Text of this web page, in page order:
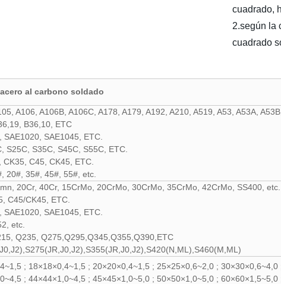
cuadrado,
2.según la
cuadrado
al carbono soldado
A106, A106B, A106C, A178, A179, A192, A210, A519, A53, A53A,
B36,10, ETC
SAE1020, SAE1045, ETC.
S25C, S35C, S45C, S55C, ETC.
CK35, C45, CK45, ETC.
20#, 35#, 45#, 55#, etc.
20Cr, 40Cr, 15CrMo, 20CrMo, 30CrMo, 35CrMo, 42CrMo, SS400, etc.
C45/CK45, ETC.
SAE1020, SAE1045, ETC.
etc.
Q235, Q275,Q295,Q345,Q355,Q390,ETC
; 18×18×0,4~1,5 ; 20×20×0,4~1,5 ; 25×25×0,6~2,0 ;
; 44×44×1,0~4,5 ; 45×45×1,0~5,0 ; 50×50×1,0~5,0 ;